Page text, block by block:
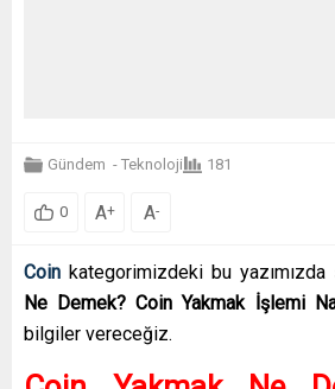
Gündem - Teknoloji 181
0 A+ A-
Coin kategorimizdeki bu
Ne Demek? Coin Yakmak İşlemi
bilgiler vereceğiz.